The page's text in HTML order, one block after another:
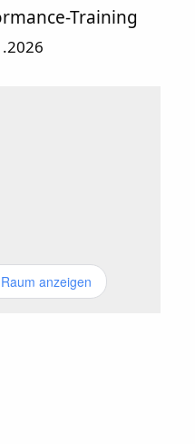
Training
anzeigen